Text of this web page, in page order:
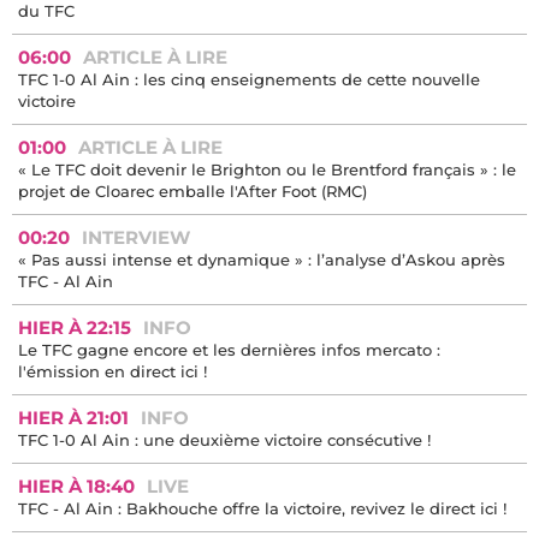
du TFC
06:00 ARTICLE À LIRE
TFC 1-0 Al Ain : les cinq enseignements de cette nouvelle
victoire
01:00 ARTICLE À LIRE
« Le TFC doit devenir le Brighton ou le Brentford français » : le
projet de Cloarec emballe l'After Foot (RMC)
00:20 INTERVIEW
« Pas aussi intense et dynamique » : l’analyse d’Askou après
TFC - Al Ain
HIER À 22:15 INFO
Le TFC gagne encore et les dernières infos mercato :
l'émission en direct ici !
HIER À 21:01 INFO
TFC 1-0 Al Ain : une deuxième victoire consécutive !
HIER À 18:40 LIVE
TFC - Al Ain : Bakhouche offre la victoire, revivez le direct ici !